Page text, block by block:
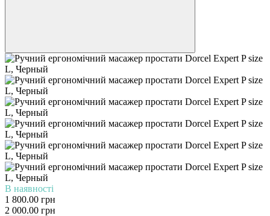
В наявності
1 800.00 грн
2 000.00 грн